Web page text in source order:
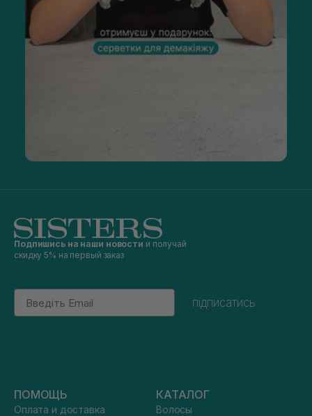
Подпишись на наши новости и получай
скидку 5% на первый заказ
Email
підписатись
ПОМОЩЬ
Оплата и доставка
КАТАЛОГ
Волосы